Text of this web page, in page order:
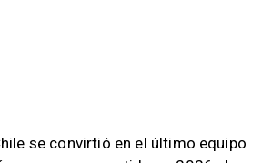
se convirtió en el último equipo